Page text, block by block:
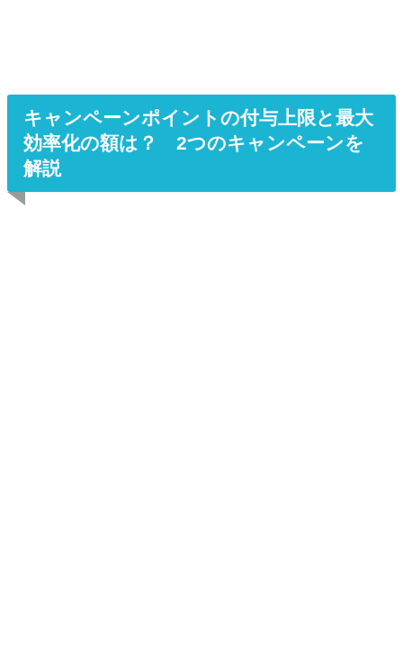
キャンペーンポイントの付与上限と最大
効率化の額は？ 2つのキャンペーンを
解説